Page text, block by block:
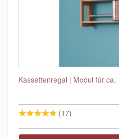
Kassettenregal | Modul für ca.
(17)